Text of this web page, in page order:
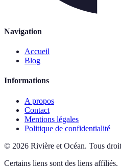
Navigation
Accueil
Blog
Informations
A propos
Contact
Mentions légales
Politique de confidentialité
© 2026 Rivière et Océan. Tous
Certains liens sont des liens affiliés.